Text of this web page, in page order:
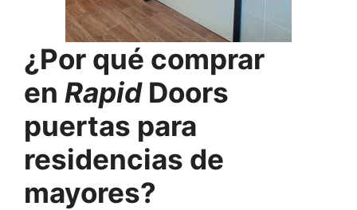
¿Por qué comprar
en RapidDoors
puertas para
residencias de
mayores?